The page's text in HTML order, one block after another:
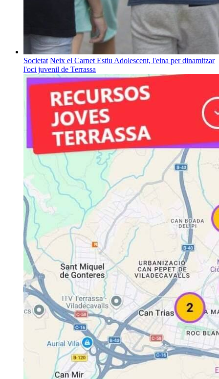
Societat Neix el Carnet Estiu Adolescent, l'eina per dinamitzar
l'oci juvenil de Terrassa